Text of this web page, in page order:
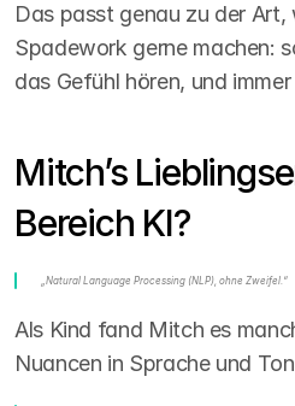
Das passt genau zu der Art,
Spadework gerne machen:
das Gefühl hören, und
Mitch’s
Bereich KI?
„Natural Language Processing (NLP), ohne Zweifel.“
Als Kind fand Mitch es
Nuancen in Sprache und